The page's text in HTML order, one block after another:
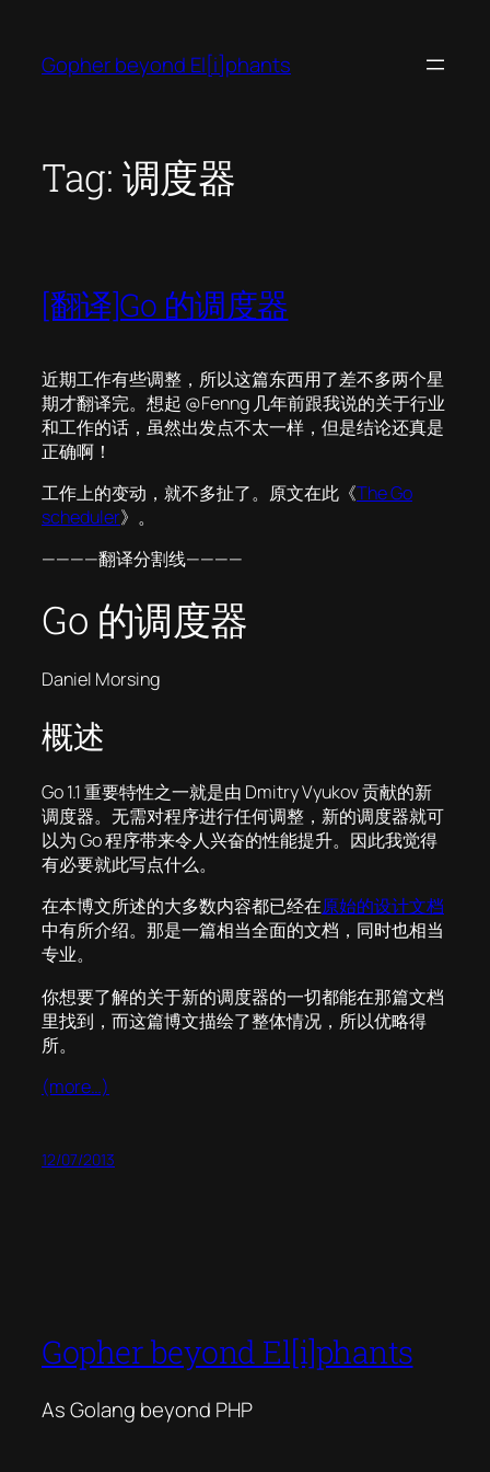
content
Gopher beyond El[i]phants
Tag: 调度器
[翻译]Go 的调度器
近期工作有些调整，所以这篇东西用了差不多两个星
期才翻译完。想起 @Fenng 几年前跟我说的关于行业
和工作的话，虽然出发点不太一样，但是结论还真是
正确啊！
工作上的变动，就不多扯了。原文在此《The Go
scheduler》。
————翻译分割线————
Go 的调度器
Daniel Morsing
概述
Go 1.1 重要特性之一就是由 Dmitry Vyukov 贡献的新
调度器。无需对程序进行任何调整，新的调度器就可
以为 Go 程序带来令人兴奋的性能提升。因此我觉得
有必要就此写点什么。
在本博文所述的大多数内容都已经在原始的设计文档
中有所介绍。那是一篇相当全面的文档，同时也相当
专业。
你想要了解的关于新的调度器的一切都能在那篇文档
里找到，而这篇博文描绘了整体情况，所以优略得
所。
(more…)
12/07/2013
Gopher beyond El[i]phants
As Golang beyond PHP